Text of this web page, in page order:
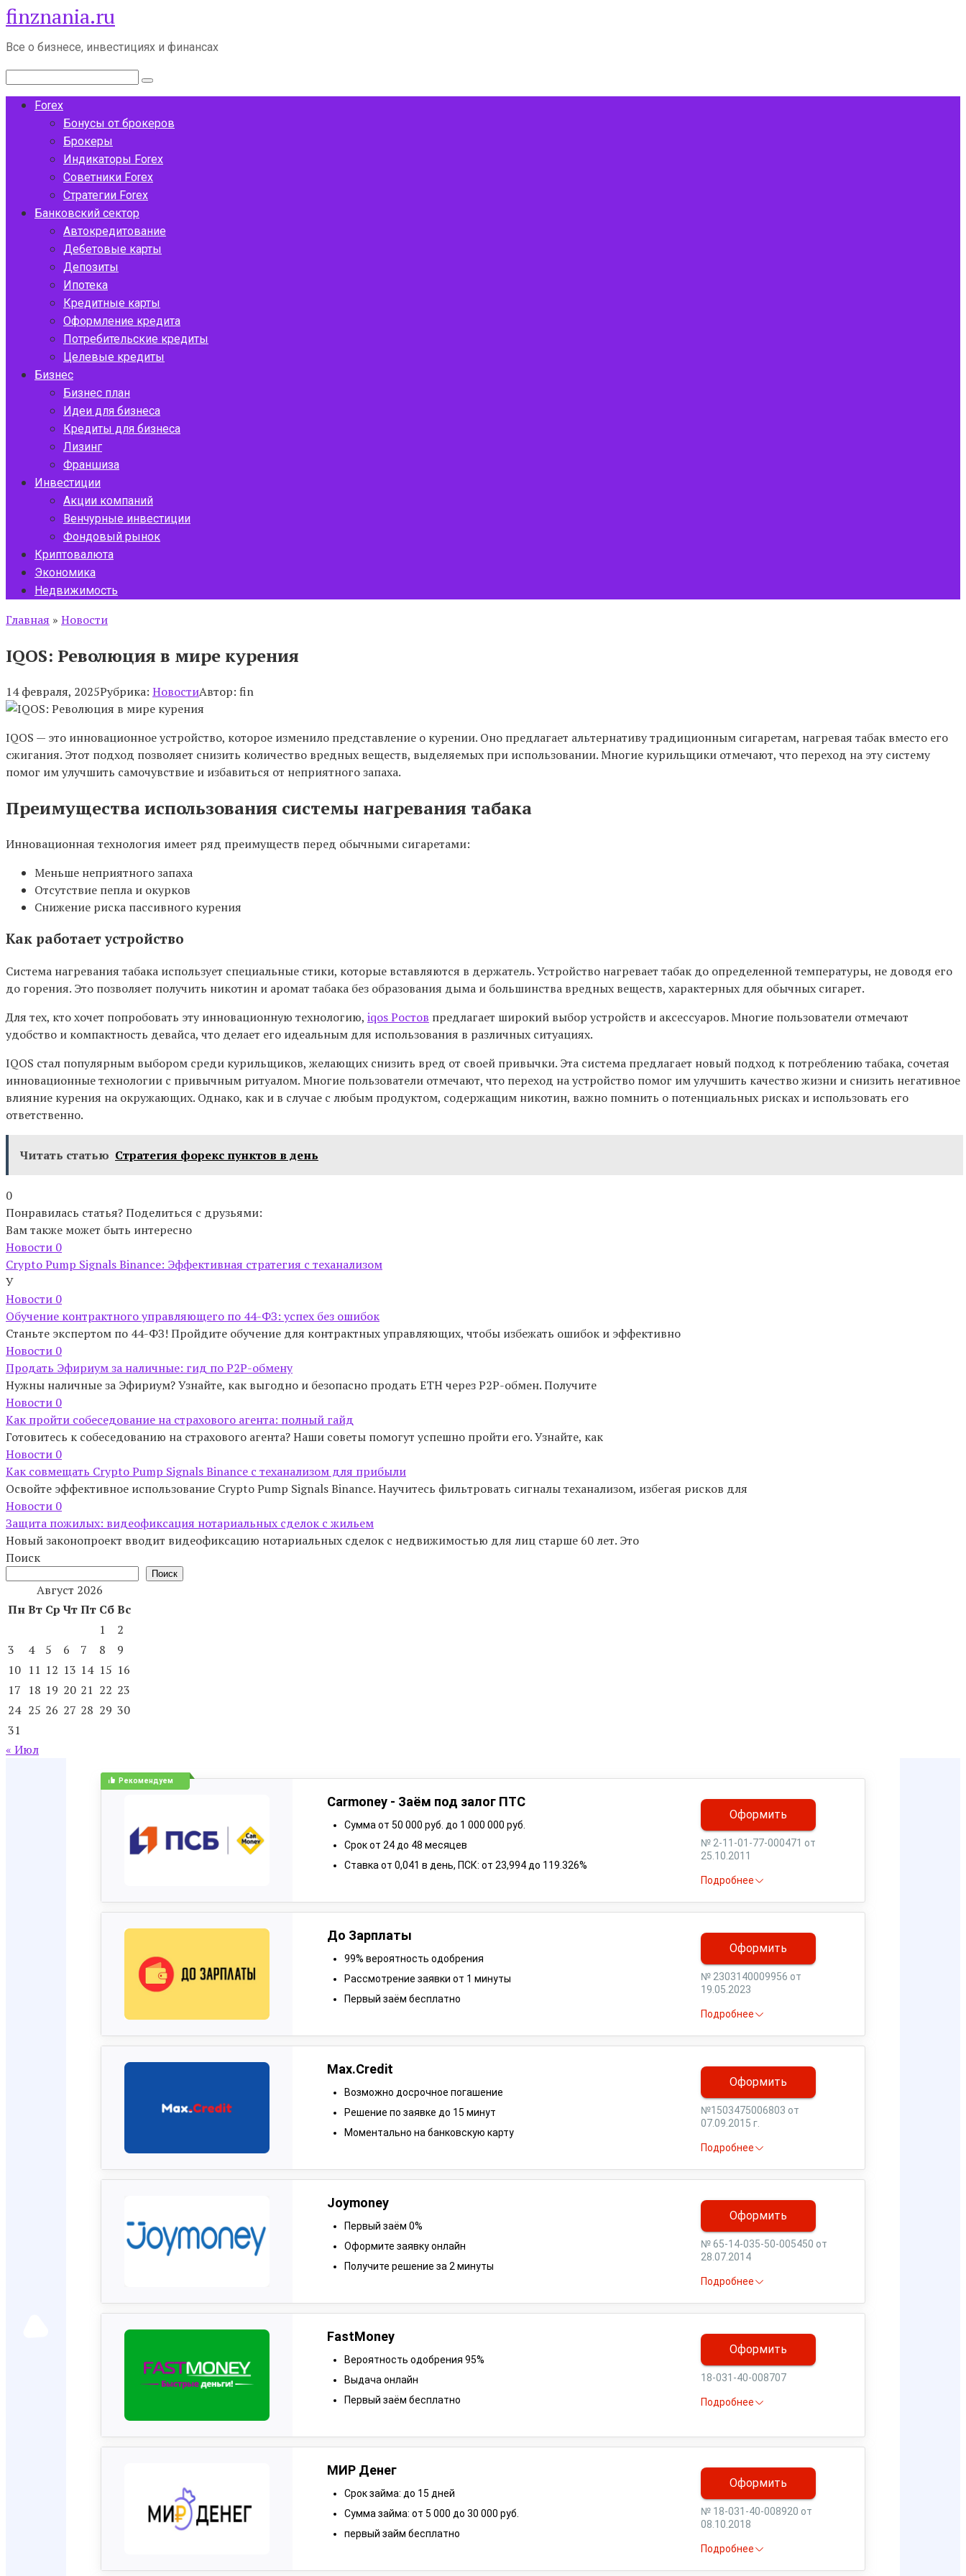
Перейти
к
контенту
finznania.ru
Все о бизнесе, инвестициях и финансах
Поиск:
Forex
Бонусы от брокеров
Брокеры
Индикаторы Forex
Советники Forex
Стратегии Forex
Банковский сектор
Автокредитование
Дебетовые карты
Депозиты
Ипотека
Кредитные карты
Оформление кредита
Потребительские кредиты
Целевые кредиты
Бизнес
Бизнес план
Идеи для бизнеса
Кредиты для бизнеса
Лизинг
Франшиза
Инвестиции
Акции компаний
Венчурные инвестиции
Фондовый рынок
Криптовалюта
Экономика
Недвижимость
Главная » Новости
IQOS: Революция в мире курения
14 февраля, 2025Рубрика: НовостиАвтор: fin
IQOS — это инновационное устройство, которое изменило представление о курении. Оно предлагает альтернативу традиционным сигаретам, нагревая табак вместо его
сжигания. Этот подход позволяет снизить количество вредных веществ, выделяемых при использовании. Многие курильщики отмечают, что переход на эту систему
помог им улучшить самочувствие и избавиться от неприятного запаха.
Преимущества использования системы нагревания табака
Инновационная технология имеет ряд преимуществ перед обычными сигаретами:
Меньше неприятного запаха
Отсутствие пепла и окурков
Снижение риска пассивного курения
Как работает устройство
Система нагревания табака использует специальные стики, которые вставляются в держатель. Устройство нагревает табак до определенной температуры, не доводя его
до горения. Это позволяет получить никотин и аромат табака без образования дыма и большинства вредных веществ, характерных для обычных сигарет.
Для тех, кто хочет попробовать эту инновационную технологию, iqos Ростов предлагает широкий выбор устройств и аксессуаров. Многие пользователи отмечают
удобство и компактность девайса, что делает его идеальным для использования в различных ситуациях.
IQOS стал популярным выбором среди курильщиков, желающих снизить вред от своей привычки. Эта система предлагает новый подход к потреблению табака, сочетая
инновационные технологии с привычным ритуалом. Многие пользователи отмечают, что переход на устройство помог им улучшить качество жизни и снизить негативное
влияние курения на окружающих. Однако, как и в случае с любым продуктом, содержащим никотин, важно помнить о потенциальных рисках и использовать его
ответственно.
Читать статью Стратегия форекс пунктов в день
0
Понравилась статья? Поделиться с друзьями:
Вам также может быть интересно
Новости 0
Crypto Pump Signals Binance: Эффективная стратегия с теханализом
У
Новости 0
Обучение контрактного управляющего по 44-ФЗ: успех без ошибок
Станьте экспертом по 44-ФЗ! Пройдите обучение для контрактных управляющих, чтобы избежать ошибок и эффективно
Новости 0
Продать Эфириум за наличные: гид по P2P-обмену
Нужны наличные за Эфириум? Узнайте, как выгодно и безопасно продать ETH через P2P-обмен. Получите
Новости 0
Как пройти собеседование на страхового агента: полный гайд
Готовитесь к собеседованию на страхового агента? Наши советы помогут успешно пройти его. Узнайте, как
Новости 0
Как совмещать Crypto Pump Signals Binance с теханализом для прибыли
Освойте эффективное использование Crypto Pump Signals Binance. Научитесь фильтровать сигналы теханализом, избегая рисков для
Новости 0
Защита пожилых: видеофиксация нотариальных сделок с жильем
Новый законопроект вводит видеофиксацию нотариальных сделок с недвижимостью для лиц старше 60 лет. Это
Поиск
Поиск
Август 2026
ПнВт Ср ЧтПт СбВс
1
2
3
4 5 6 7 8
9
10 11 12 13 14 15 16
17 18 19 20 21 22 23
24 25 26 27 28 29 30
31
« Июл